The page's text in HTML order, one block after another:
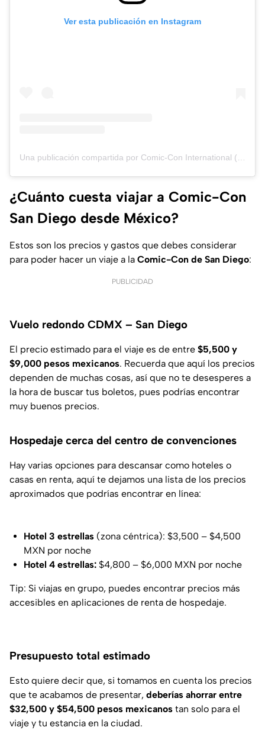
Ver esta publicación en Instagram
¿Cuánto cuesta viajar a Comic-Con
San Diego desde México?
Estos son los precios y gastos que debes considerar
para poder hacer un viaje a la Comic-Con de San Diego:
PUBLICIDAD
Vuelo redondo CDMX – San Diego
El precio estimado para el viaje es de entre $5,500 y
$9,000 pesos mexicanos. Recuerda que aquí los precios
dependen de muchas cosas, así que no te desesperes a
la hora de buscar tus boletos, pues podrías encontrar
muy buenos precios.
Hospedaje cerca del centro de convenciones
Hay varias opciones para descansar como hoteles o
casas en renta, aquí te dejamos una lista de los precios
aproximados que podrías encontrar en línea:
Hotel 3 estrellas (zona céntrica): $3,500 – $4,500
MXN por noche
Hotel 4 estrellas: $4,800 – $6,000 MXN por noche
Tip: Si viajas en grupo, puedes encontrar precios más
accesibles en aplicaciones de renta de hospedaje.
Presupuesto total estimado
Esto quiere decir que, si tomamos en cuenta los precios
que te acabamos de presentar, deberías ahorrar entre
$32,500 y $54,500 pesos mexicanos tan solo para el
viaje y tu estancia en la ciudad.